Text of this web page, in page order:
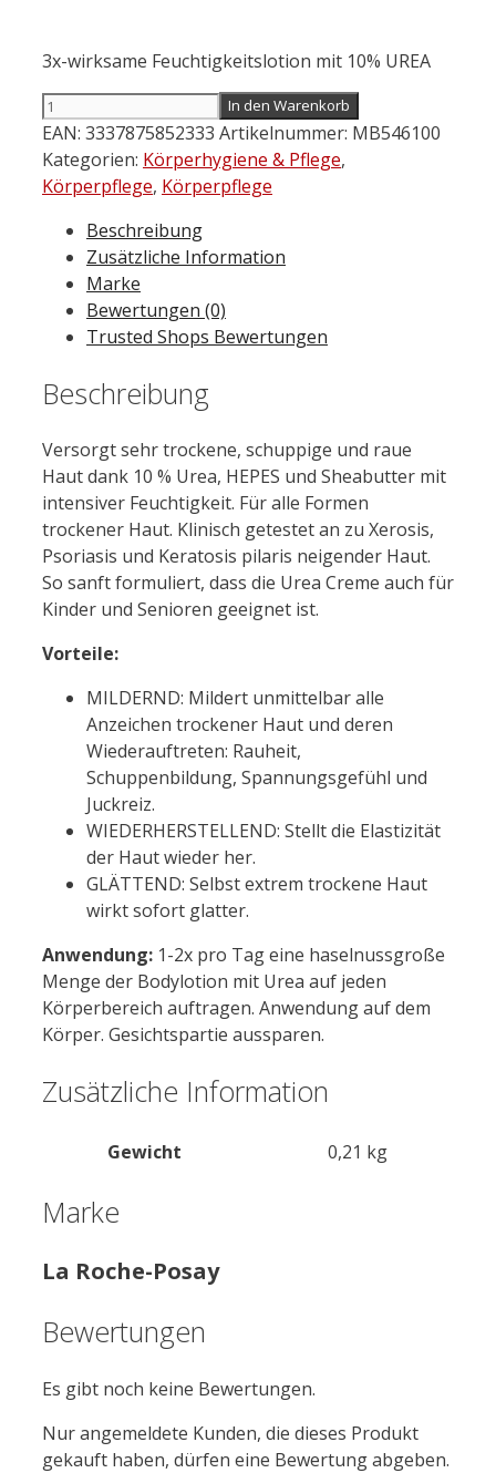
3x-wirksame Feuchtigkeitslotion mit 10% UREA
LA
ROCHE
Posay
Lipikar
Urea
10%
200
Menge
In den Warenkorb
EAN: 3337875852333 Artikelnummer: MB546100
Kategorien: Körperhygiene & Pflege,
Körperpflege, Körperpflege
Beschreibung
Zusätzliche Information
Marke
Bewertungen (0)
Trusted Shops Bewertungen
Beschreibung
Versorgt sehr trockene, schuppige und raue
Haut dank 10 % Urea, HEPES und Sheabutter mit
intensiver Feuchtigkeit. Für alle Formen
trockener Haut. Klinisch getestet an zu Xerosis,
Psoriasis und Keratosis pilaris neigender Haut.
So sanft formuliert, dass die Urea Creme auch für
Kinder und Senioren geeignet ist.
Vorteile:
MILDERND: Mildert unmittelbar alle
Anzeichen trockener Haut und deren
Wiederauftreten: Rauheit,
Schuppenbildung, Spannungsgefühl und
Juckreiz.
WIEDERHERSTELLEND: Stellt die Elastizität
der Haut wieder her.
GLÄTTEND: Selbst extrem trockene Haut
wirkt sofort glatter.
Anwendung: 1-2x pro Tag eine haselnussgroße
Menge der Bodylotion mit Urea auf jeden
Körperbereich auftragen. Anwendung auf dem
Körper. Gesichtspartie aussparen.
Zusätzliche Information
Gewicht 0,21 kg
Marke
La Roche-Posay
Bewertungen
Es gibt noch keine Bewertungen.
Nur angemeldete Kunden, die dieses Produkt
gekauft haben, dürfen eine Bewertung abgeben.